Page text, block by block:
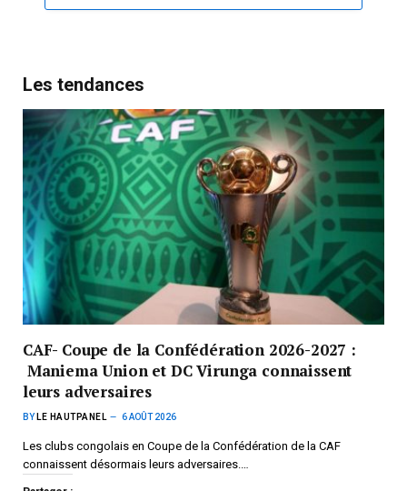
Les tendances
CAF- Coupe de la Confédération 2026-2027 :
Maniema Union et DC Virunga connaissent
leurs adversaires
BY LE HAUTPANEL 6 AOÛT 2026
Les clubs congolais en Coupe de la Confédération de la CAF
connaissent désormais leurs adversaires.…